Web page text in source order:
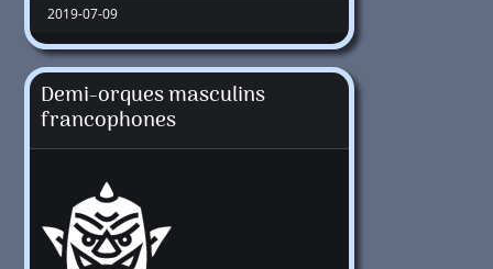
2019-07-09
Demi-orques masculins
francophones